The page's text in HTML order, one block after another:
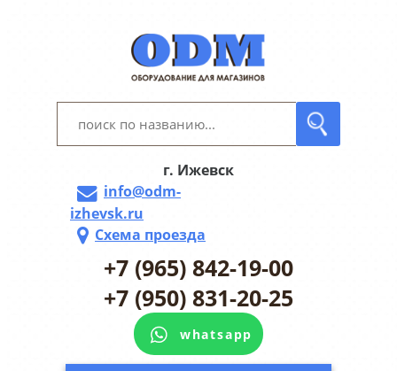
г. Ижевск
info@odm-
izhevsk.ru
Схема проезда
+7 (965) 842-19-00
+7 (950) 831-20-25
whatsapp